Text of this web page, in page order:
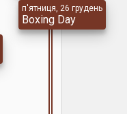
п'ятниця, 26 грудень
Boxing Day